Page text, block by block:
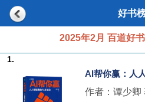
好书
2025年2月 百道好
1.
AI帮你赢：人
作者：谭少卿